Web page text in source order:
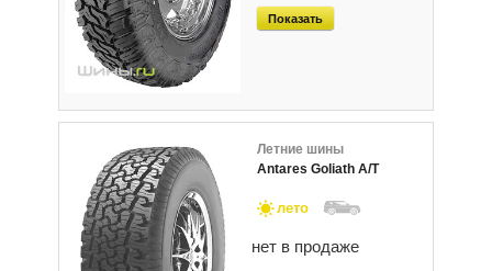
Показать
Летние шины
Antares Goliath A/T
лето
нет в продаже